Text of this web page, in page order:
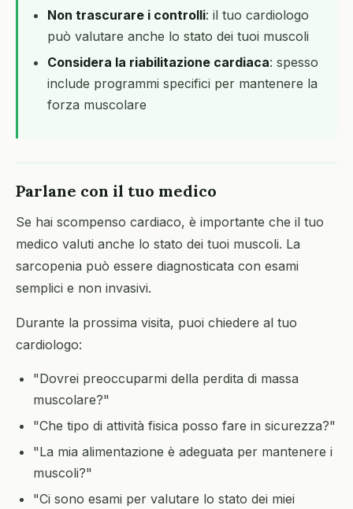
Non trascurare i controlli: il tuo cardiologo
può valutare anche lo stato dei tuoi muscoli
Considera la riabilitazione cardiaca: spesso
include programmi specifici per mantenere la
forza muscolare
Parlane con il tuo medico
Se hai scompenso cardiaco, è importante che il tuo
medico valuti anche lo stato dei tuoi muscoli. La
sarcopenia può essere diagnosticata con esami
semplici e non invasivi.
Durante la prossima visita, puoi chiedere al tuo
cardiologo:
"Dovrei preoccuparmi della perdita di massa
muscolare?"
"Che tipo di attività fisica posso fare in sicurezza?"
"La mia alimentazione è adeguata per mantenere i
muscoli?"
"Ci sono esami per valutare lo stato dei miei